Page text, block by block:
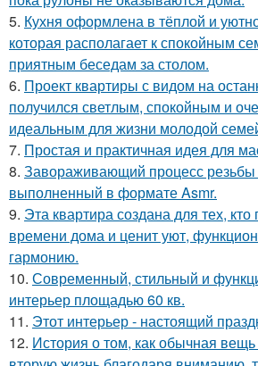
5. Кухня оформлена в тёплой и
которая располагает к спокойным
приятным беседам за столом.
6. Проект квартиры с видом на
получился светлым, спокойным и
идеальным для жизни молодой
7. Простая и практичная идея для
8. Завораживающий процесс резьбы
выполненный в формате Asmr.
9. Эта квартира создана для тех,
времени дома и ценит уют,
гармонию.
10. Современный, стильный и
интерьер площадью 60 кв.
11. Этот интерьер - настоящий
12. История о том, как обычная